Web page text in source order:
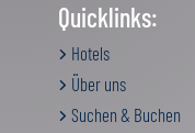
Quicklinks:
Hotels
Über uns
Suchen & Buchen